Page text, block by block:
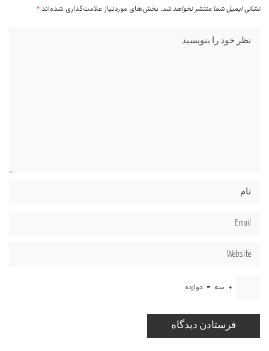
نشانی ایمیل شما منتشر نخواهد شد. بخش‌های موردنیاز علامت‌گذاری شده‌اند *
+ سه = دوازده